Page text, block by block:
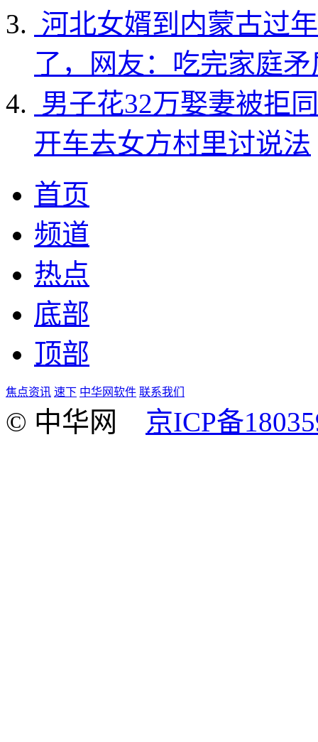
河北女婿到内蒙古过
了，网友：吃完家庭
男子花32万娶妻被拒
开车去女方村里讨说法
首页
频道
热点
底部
顶部
焦点资讯 速下 中华网软件 联系我们
© 中华网 京ICP备